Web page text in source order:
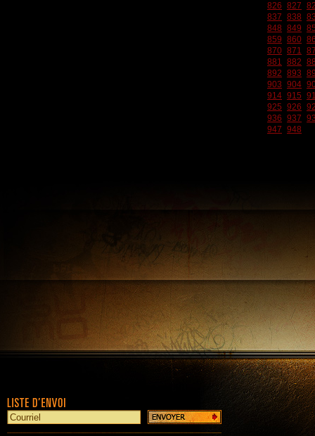
826 827
837 838
848 849
859 860
870 871
881 882
892 893
903 904
914 915
925 926
936 937
947 948